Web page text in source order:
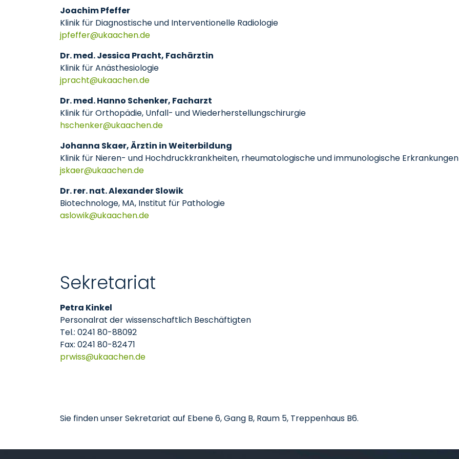
Joachim Pfeffer
Klinik für Diagnostische und Interventionelle Radiologie
jpfeffer
ukaachende
Dr. med. Jessica Pracht, Fachärztin
Klinik für Anästhesiologie
jpracht
ukaachende
Dr. med. Hanno Schenker, Facharzt
Klinik für Orthopädie, Unfall- und Wiederherstellungschirurgie
hschenker
ukaachende
Johanna Skaer, Ärztin in Weiterbildung
Klinik für Nieren- und Hochdruckkrankheiten, rheumatologische und immunologische
jskaer
ukaachende
Dr. rer. nat. Alexander Slowik
Biotechnologe, MA, Institut für Pathologie
aslowik
ukaachende
Sekretariat
Petra Kinkel
Personalrat der wissenschaftlich Beschäftigten
Tel.: 0241 80-88092
Fax: 0241 80-82471
prwiss
ukaachende
Sie finden unser Sekretariat auf Ebene 6, Gang B, Raum 5, Treppenhaus B6.